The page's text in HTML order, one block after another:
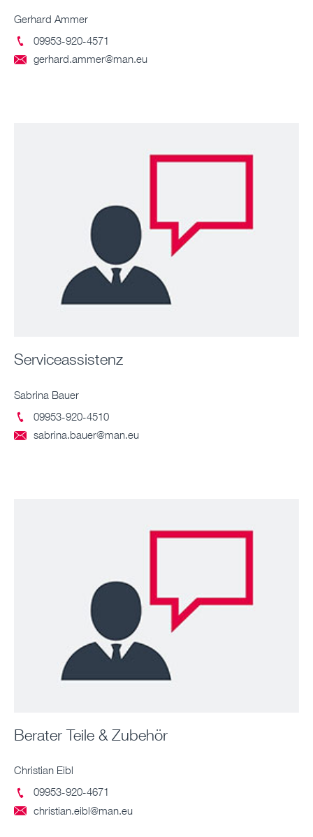
Gerhard Ammer

09953-920-4571
 gerhard.ammer@man.eu
Serviceassistenz
Sabrina Bauer

09953-920-4510
 sabrina.bauer@man.eu
Berater Teile & Zubehör
Christian Eibl

09953-920-4671
 christian.eibl@man.eu